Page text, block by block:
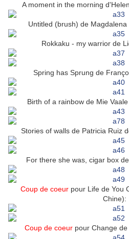
A moment in the morning
Untitled (brush) de
Rokkaku - my warrior de
Spring has Sprung de
Birth of a rainbow de Mie
Stories of walls de Patricia Ruiz
For there she was, cigar box
Coup de coeur pour Life de You
Chine):
Coup de coeurpour Change de